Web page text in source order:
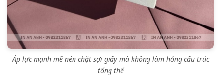
Áp lực mạnh mẽ nén chặt sợi giấy mà không làm hỏng cấu trúc
tổng thể